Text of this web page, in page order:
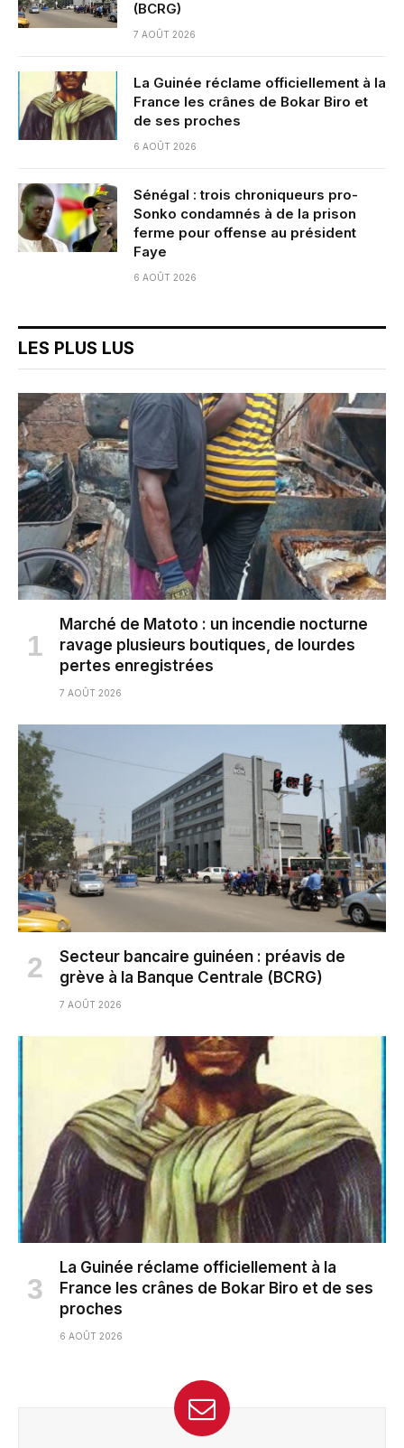
(BCRG)
7 AOÛT 2026
La Guinée réclame officiellement à la
France les crânes de Bokar Biro et
de ses proches
6 AOÛT 2026
Sénégal : trois chroniqueurs pro-
Sonko condamnés à de la prison
ferme pour offense au président
Faye
6 AOÛT 2026
LES PLUS LUS
Marché de Matoto : un incendie nocturne
ravage plusieurs boutiques, de lourdes
pertes enregistrées
7 AOÛT 2026
Secteur bancaire guinéen : préavis de
grève à la Banque Centrale (BCRG)
7 AOÛT 2026
La Guinée réclame officiellement à la
France les crânes de Bokar Biro et de ses
proches
6 AOÛT 2026